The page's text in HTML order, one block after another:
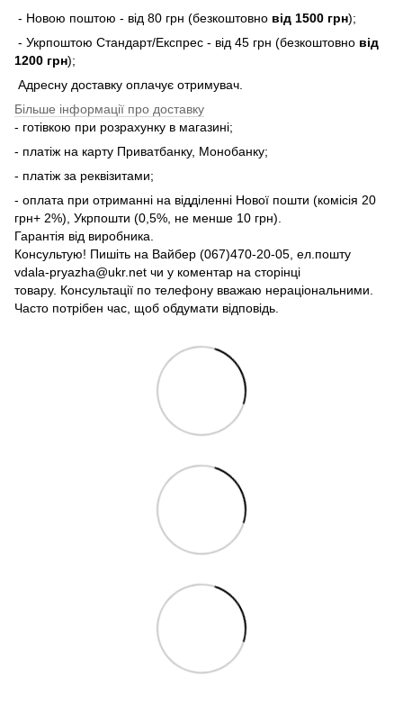
- Новою поштою - від 80 грн (безкоштовно від 1500 грн);
- Укрпоштою Стандарт/Експрес - від 45 грн (безкоштовно від
1200 грн);
Адресну доставку оплачує отримувач.
Більше інформації про доставку
- готівкою при розрахунку в магазині;
- платіж на карту Приватбанку, Монобанку;
- платіж за реквізитами;
- оплата при отриманні на відділенні Нової пошти (комісія 20
грн+ 2%), Укрпошти (0,5%, не менше 10 грн).
Гарантія від виробника.
Консультую! Пишіть на Вайбер (067)470-20-05, ел.пошту
vdala-pryazha@ukr.net чи у коментар на сторінці
товару. Консультації по телефону вважаю нераціональними.
Часто потрібен час, щоб обдумати відповідь.